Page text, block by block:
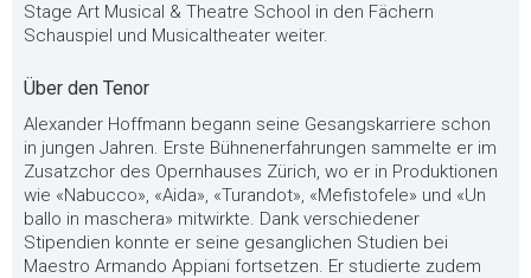
Stage Art Musical & Theatre School in den Fächern
Schauspiel und Musicaltheater weiter.
Über den Tenor
Alexander Hoffmann begann seine Gesangskarriere schon
in jungen Jahren. Erste Bühnenerfahrungen sammelte er im
Zusatzchor des Opernhauses Zürich, wo er in Produktionen
wie «Nabucco», «Aida», «Turandot», «Mefistofele» und «Un
ballo in maschera» mitwirkte. Dank verschiedener
Stipendien konnte er seine gesanglichen Studien bei
Maestro Armando Appiani fortsetzen. Er studierte zudem